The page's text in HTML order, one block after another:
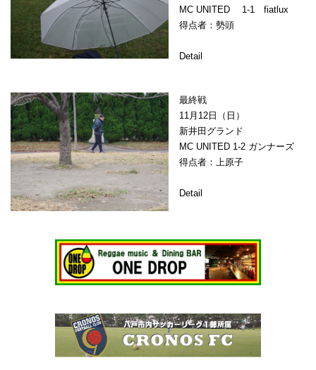
MC UNITED 1-1 fiatlux
得点者：勢頭
Detail
最終戦
11月12日（日）
新井田グランド
MC UNITED 1-2 ガンナーズ
得点者：上原子
Detail